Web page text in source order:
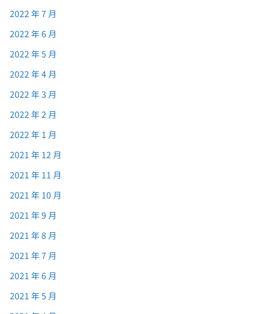
2022 年 7 月
2022 年 6 月
2022 年 5 月
2022 年 4 月
2022 年 3 月
2022 年 2 月
2022 年 1 月
2021 年 12 月
2021 年 11 月
2021 年 10 月
2021 年 9 月
2021 年 8 月
2021 年 7 月
2021 年 6 月
2021 年 5 月